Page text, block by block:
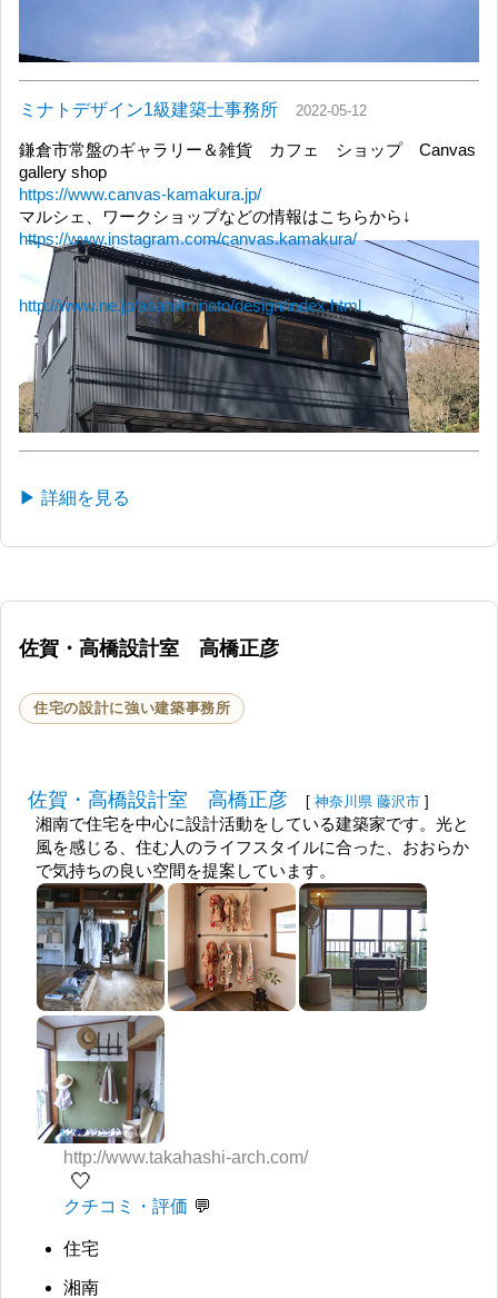
ミナトデザイン1級建築士事務所 2022-05-12
鎌倉市常盤のギャラリー＆雑貨 カフェ ショップ Canvas
gallery shop
https://www.canvas-kamakura.jp/
マルシェ、ワークショップなどの情報はこちらから↓
https://www.instagram.com/canvas.kamakura/
設計監理：ミナトデザイン1級建築士事務所
http://www.ne.jp/asahi/minato/design/index.html
https://www.canvas-kamakura.jp
▶ 詳細を見る
佐賀・高橋設計室 高橋正彦
住宅の設計に強い建築事務所
佐賀・高橋設計室 高橋正彦 [ 神奈川県 藤沢市 ]
湘南で住宅を中心に設計活動をしている建築家です。光と
風を感じる、住む人のライフスタイルに合った、おおらか
で気持ちの良い空間を提案しています。
http://www.takahashi-arch.com/
🤍
クチコミ・評価
住宅
湘南